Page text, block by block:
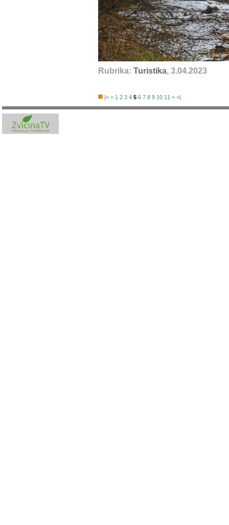
Rubrika: Turistika, 3.04.2023
|< < 1 2 3 4 5 6 7 8 9 10 11 > >|